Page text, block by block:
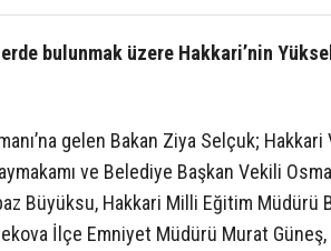
bulunmak üzere Hakkari’nin
gelen Bakan Ziya Selçuk; Hakkari
ve Belediye Başkan Vekili
Büyüksu, Hakkari Milli Eğitim Müdürü
İlçe Emniyet Müdürü Murat Güneş,